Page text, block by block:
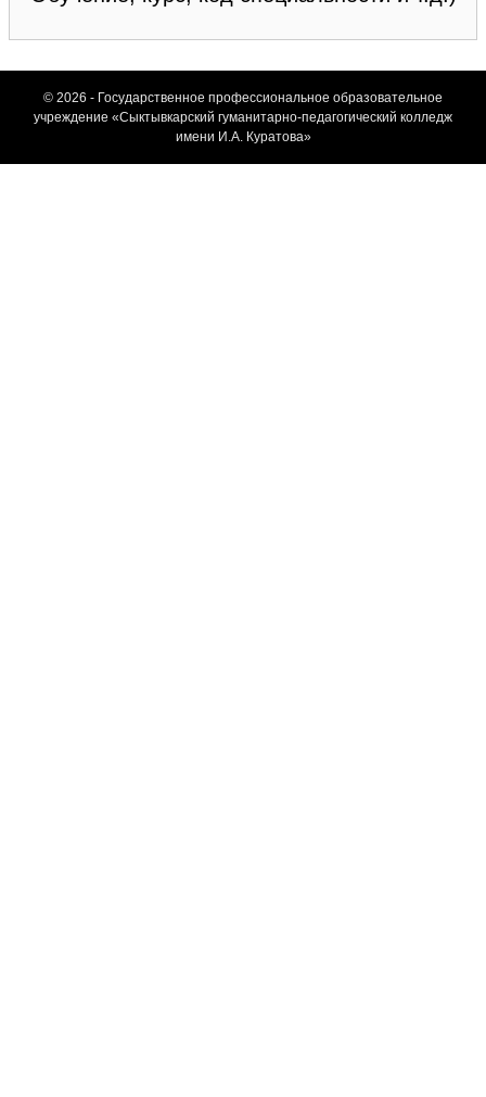
© 2026 - Государственное профессиональное образовательное
учреждение «Сыктывкарский гуманитарно-педагогический колледж
имени И.А. Куратова»